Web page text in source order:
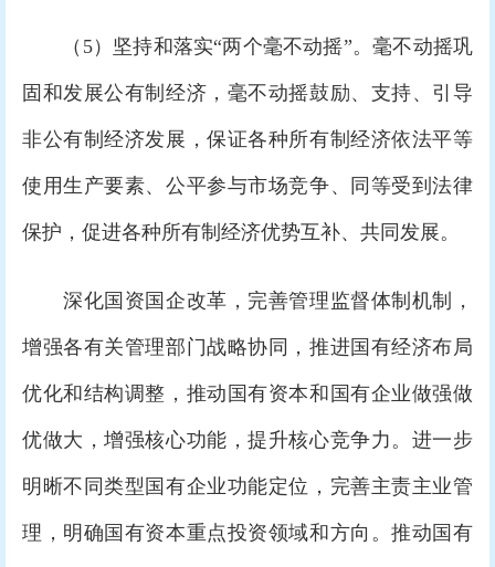
（5）坚持和落实“两个毫不动摇”。毫不动摇巩
固和发展公有制经济，毫不动摇鼓励、支持、引导
非公有制经济发展，保证各种所有制经济依法平等
使用生产要素、公平参与市场竞争、同等受到法律
保护，促进各种所有制经济优势互补、共同发展。
深化国资国企改革，完善管理监督体制机制，
增强各有关管理部门战略协同，推进国有经济布局
优化和结构调整，推动国有资本和国有企业做强做
优做大，增强核心功能，提升核心竞争力。进一步
明晰不同类型国有企业功能定位，完善主责主业管
理，明确国有资本重点投资领域和方向。推动国有